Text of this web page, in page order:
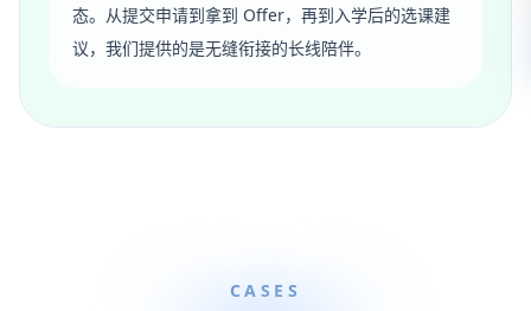
态。从提交申请到拿到 Offer，再到入学后的选课建
议，我们提供的是无缝衔接的长线陪伴。
CASES